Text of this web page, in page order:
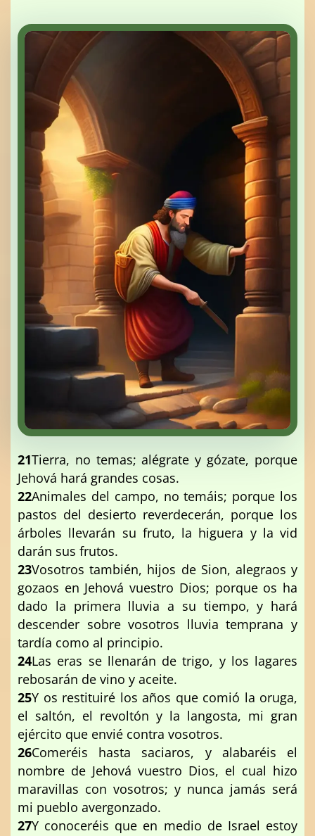
21Tierra, no temas; alégrate y gózate, porque
Jehová hará grandes cosas.
22Animales del campo, no temáis; porque los
pastos del desierto reverdecerán, porque los
árboles llevarán su fruto, la higuera y la vid
darán sus frutos.
23Vosotros también, hijos de Sion, alegraos y
gozaos en Jehová vuestro Dios; porque os ha
dado la primera lluvia a su tiempo, y hará
descender sobre vosotros lluvia temprana y
tardía como al principio.
24Las eras se llenarán de trigo, y los lagares
rebosarán de vino y aceite.
25Y os restituiré los años que comió la oruga,
el saltón, el revoltón y la langosta, mi gran
ejército que envié contra vosotros.
26Comeréis hasta saciaros, y alabaréis el
nombre de Jehová vuestro Dios, el cual hizo
maravillas con vosotros; y nunca jamás será
mi pueblo avergonzado.
27Y conoceréis que en medio de Israel estoy